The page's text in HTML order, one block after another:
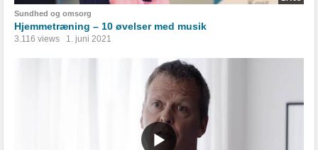
Sundhed og omsorg
Hjemmetræning – 10 øvelser med musik
3.116 views 1. juni 2021